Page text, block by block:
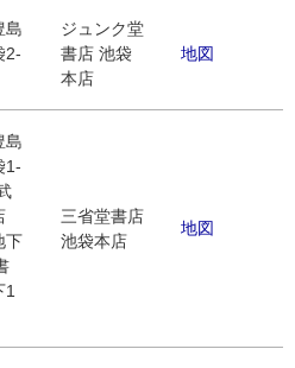
島
2-
ジュンク堂
書店 池袋
本店
地図
島
1-
下
1
三省堂書店
池袋本店
地図